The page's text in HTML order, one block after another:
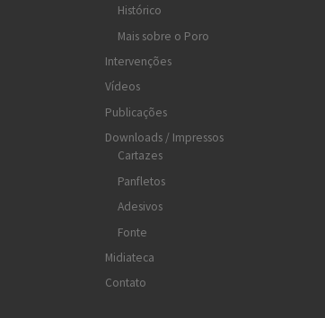
Histórico
Mais sobre o Poro
Intervenções
Vídeos
Publicações
Downloads / Impressos
Cartazes
Panfletos
Adesivos
Fonte
Midiateca
Contato